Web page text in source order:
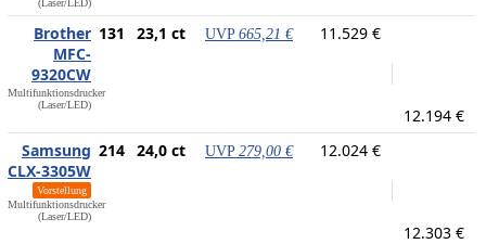
(Laser/LED)
Brother
MFC-
9320CW
Multifunktionsdrucker
(Laser/LED)
131 23,1 ct UVP 665,21 € 11.529 €
12.194 €
Samsung
CLX-3305W
Vorstellung
Multifunktionsdrucker
(Laser/LED)
214 24,0 ct UVP 279,00 € 12.024 €
12.303 €